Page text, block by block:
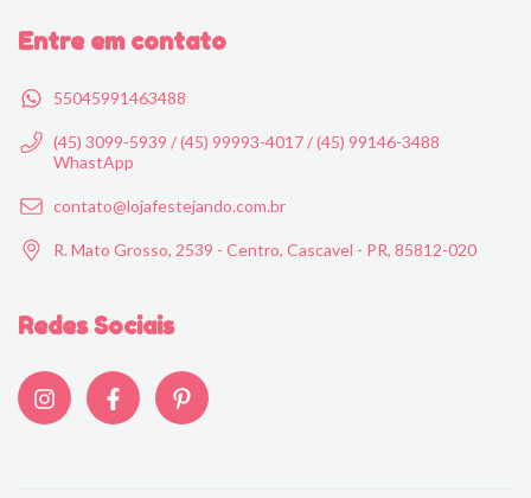
Entre em contato
55045991463488
(45) 3099-5939 / (45) 99993-4017 / (45) 99146-3488
WhastApp
contato@lojafestejando.com.br
R. Mato Grosso, 2539 - Centro, Cascavel - PR, 85812-020
Redes Sociais